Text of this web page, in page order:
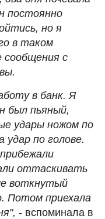
постоянно
но я
в таком
сообщения с
в банк. Я
был пьяный,
удары ножом по
удар по голове.
оттаскивать
воткнутый
Потом приехала
- вспоминала в